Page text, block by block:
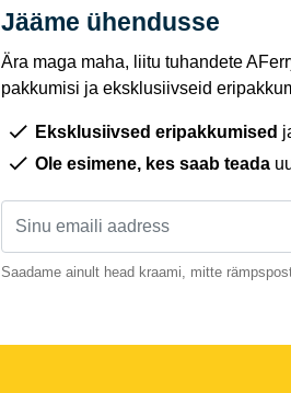
Jääme ühendusse
Ära maga maha, liitu tuhandete
pakkumisi ja eksklusiivseid
Eksklusiivsed eripakkumised
Ole esimene, kes saab teada
Saadame ainult head kraami, mitte